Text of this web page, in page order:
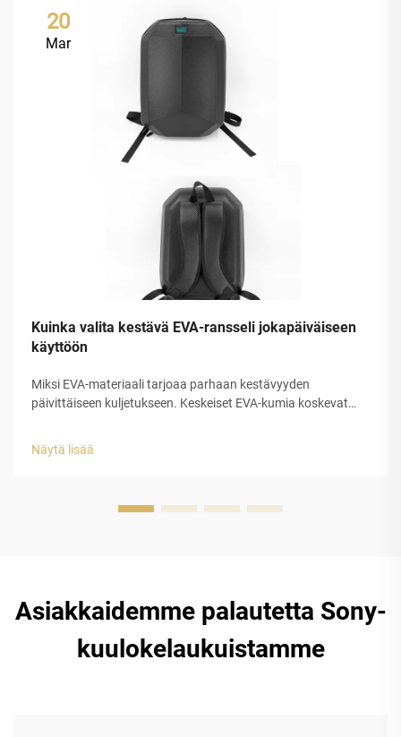
20
Mar
Kuinka valita kestävä EVA-ransseli jokapäiväiseen
käyttöön
Miksi EVA-materiaali tarjoaa parhaan kestävyyden
päivittäiseen kuljetukseen. Keskeiset EVA-kumia koskevat
koska sen kolme pääominaisuutta tekevät siitä...
Näytä lisää
Asiakkaidemme palautetta Sony-
kuulokelaukuistamme